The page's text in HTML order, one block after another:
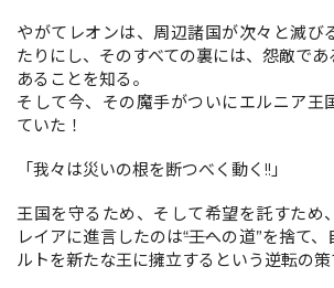
コミックエッセイ
閉じる
やがてレオンは、周辺諸国が次々と滅び
たりにし、そのすべての裏には、怨敵で
あることを知る。
そして今、その魔手がついにエルニア王
ていた！
「我々は災いの根を断つべく動く!!」
王国を守るため、そして希望を託すため
レイアに進言したのは――“王への道”を捨て
ルトを新たな王に擁立するという逆転の策で